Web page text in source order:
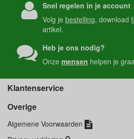
Snel regelen in je account
Volg jebestelling, download
artikel.
Heb je ons nodig?
Onzemensen helpen je
Klantenservice
Overige
Algemene Voorwaarden